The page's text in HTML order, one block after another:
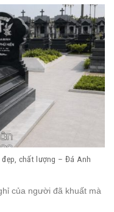
chất lượng – Đá Anh
của người đã khuất mà